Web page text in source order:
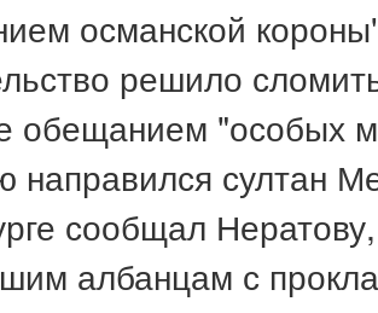
османской
решило
обещанием "особых
направился султан
сообщал
албанцам с